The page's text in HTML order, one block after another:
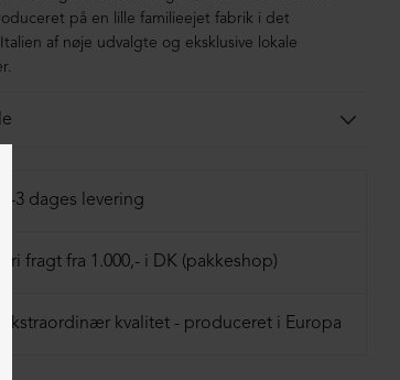
på en lille familieejet fabrik i det
af nøje udvalgte og eksklusive lokale
1-3 dages levering
Fri fragt fra 1.000,- i DK (pakkeshop)
Ekstraordinær kvalitet - produceret i Europa